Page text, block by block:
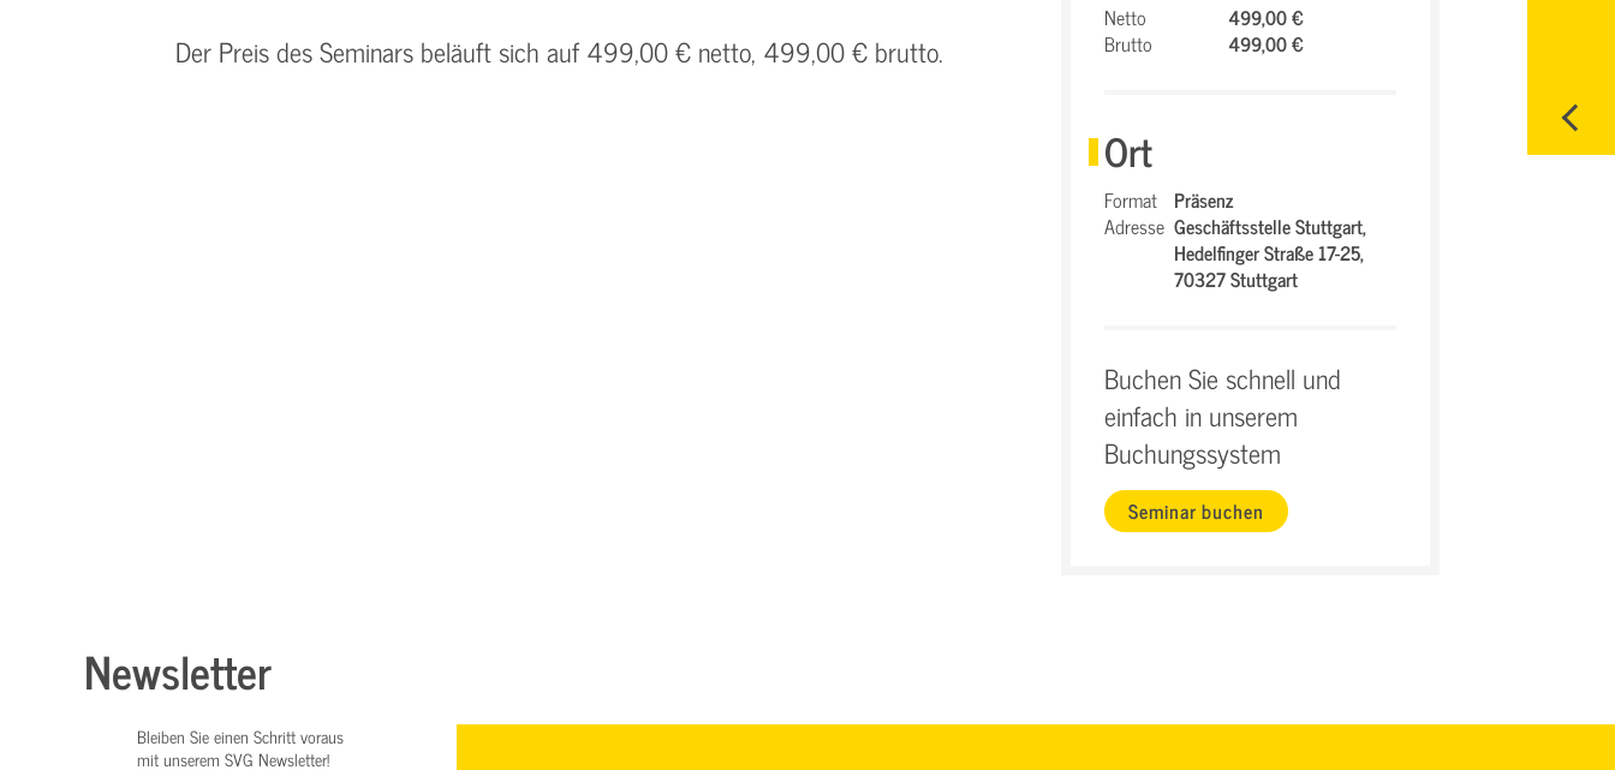
Der Preis des Seminars beläuft sich auf 499,00 € netto, 499,00 € brutto.
Netto
499,00 €
Brutto
499,00 €
Ort
Format Präsenz
Adresse Geschäftsstelle Stuttgart,
Hedelfinger Straße 17-25,
70327 Stuttgart
Buchen Sie schnell und
einfach in unserem
Buchungssystem
Seminar buchen
Newsletter
Bleiben Sie einen Schritt voraus
mit unserem SVG Newsletter!